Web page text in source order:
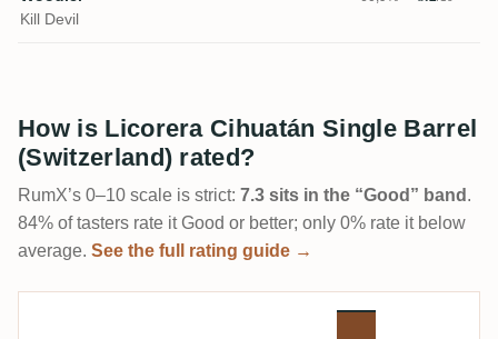
Kill Devil
How is Licorera Cihuatán Single Barrel
(Switzerland) rated?
RumX’s 0–10 scale is strict: 7.3 sits in the “Good” band .
84% of tasters rate it Good or better; only 0% rate it below
average. See the full rating guide →